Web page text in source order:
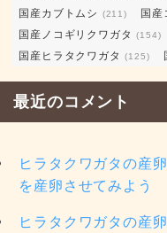
国産カブトムシ (211) 国産
国産ノコギリクワガタ (154)
国産ヒラタクワガタ (125)
最近のコメント
ヒラタクワガタの産
を産卵させてみよう
ヒラタクワガタの産